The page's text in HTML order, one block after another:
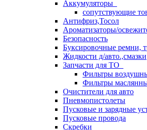
Аккумуляторы
сопутствующие
Антифриз,Тосол
Ароматизаторы/
Безопасность
Буксировочные ремни,
Жидкости д/авто.,смазки
Запчасти для ТО
Фильтры
Фильтры
Очистители для авто
Пневмопистолеты
Пусковые и зарядные
Пусковые провода
Скребки